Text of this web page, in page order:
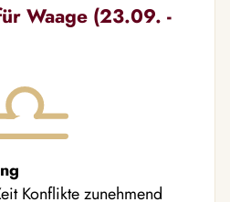
Waage (23.09. -
Konflikte zunehmend